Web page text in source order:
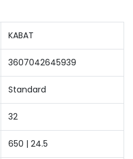
KABAT
3607042645939
Standard
32
650 | 24.5